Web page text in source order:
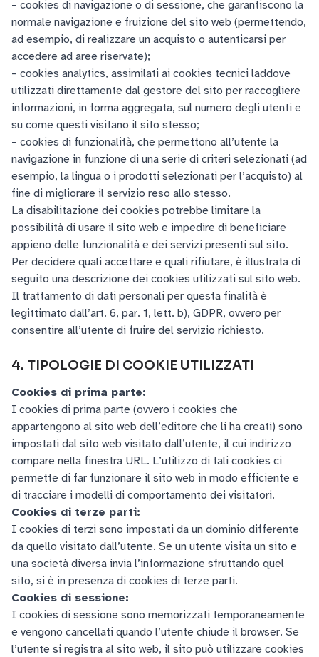
– cookies di navigazione o di sessione, che garantiscono la
normale navigazione e fruizione del sito web (permettendo,
ad esempio, di realizzare un acquisto o autenticarsi per
accedere ad aree riservate);
– cookies analytics, assimilati ai cookies tecnici laddove
utilizzati direttamente dal gestore del sito per raccogliere
informazioni, in forma aggregata, sul numero degli utenti e
su come questi visitano il sito stesso;
– cookies di funzionalità, che permettono all’utente la
navigazione in funzione di una serie di criteri selezionati (ad
esempio, la lingua o i prodotti selezionati per l’acquisto) al
fine di migliorare il servizio reso allo stesso.
La disabilitazione dei cookies potrebbe limitare la
possibilità di usare il sito web e impedire di beneficiare
appieno delle funzionalità e dei servizi presenti sul sito.
Per decidere quali accettare e quali rifiutare, è illustrata di
seguito una descrizione dei cookies utilizzati sul sito web.
Il trattamento di dati personali per questa finalità è
legittimato dall’art. 6, par. 1, lett. b), GDPR, ovvero per
consentire all’utente di fruire del servizio richiesto.
4. TIPOLOGIE DI COOKIE UTILIZZATI
Cookies di prima parte:
I cookies di prima parte (ovvero i cookies che
appartengono al sito web dell’editore che li ha creati) sono
impostati dal sito web visitato dall’utente, il cui indirizzo
compare nella finestra URL. L’utilizzo di tali cookies ci
permette di far funzionare il sito web in modo efficiente e
di tracciare i modelli di comportamento dei visitatori.
Cookies di terze parti:
I cookies di terzi sono impostati da un dominio differente
da quello visitato dall’utente. Se un utente visita un sito e
una società diversa invia l’informazione sfruttando quel
sito, si è in presenza di cookies di terze parti.
Cookies di sessione:
I cookies di sessione sono memorizzati temporaneamente
e vengono cancellati quando l’utente chiude il browser. Se
l’utente si registra al sito web, il sito può utilizzare cookies